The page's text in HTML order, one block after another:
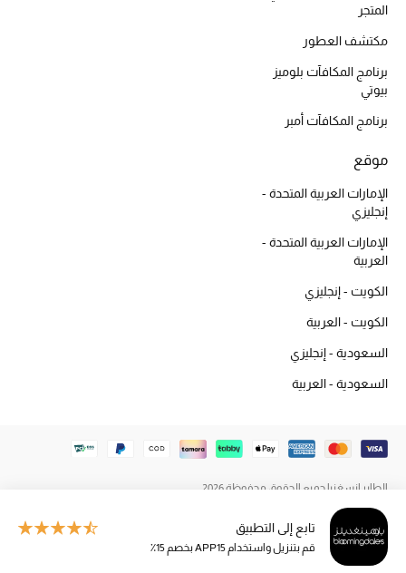
الجديد في عالم الجمال
العطور
العناية بالبشرة
مستحضرات العناية
العناية بالشعر
هدايا
مجموعة الجمال
الجمال في بلوميزتابع إلى التطبيق
قم بتنزيل واستخدام APP15 بخصم 15٪
المتجر
مكتشف العطور
برنامج المكافآت بلوميز
بيوتي
برنامج المكافآت أمبر
موقع
الإمارات العربية المتحدة -
إنجليزي
الإمارات العربية المتحدة -
العربية
الكويت - إنجليزي
الكويت - العربية
السعودية - إنجليزي
السعودية - العربية
الطاير إنسغنيا جميع الحقوق محفوظة 2026